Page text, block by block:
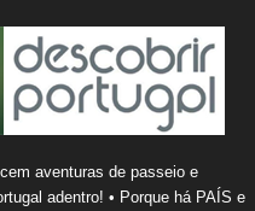
aventuras de passeio e
adentro! • Porque há PAÍS e